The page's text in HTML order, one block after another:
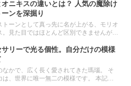
しブレスレットを簡単につくることができ
ニキスの違いとは？ 人気の魔除け
ンを深掘り
トーンとして真っ先に名が上がる、モリオ
。見た目ではほとんど区別できませんが、
信じられ、パワーストーンブレスレットに
在です。
リーで光る個性。自分だけの模様
なかで、広く長く愛されてきた瑪瑙。 そ
は、世界に唯一無二の模様です。 本記事